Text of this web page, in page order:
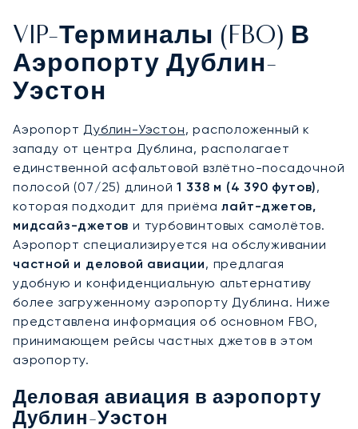
VIP-Терминалы (FBO) В
Аэропорту Дублин-
Уэстон
Аэропорт Дублин-Уэстон, расположенный к
западу от центра Дублина, располагает
единственной асфальтовой взлётно-посадочной
полосой (07/25) длиной1 338 м (4 390 футов),
которая подходит для приёмалайт-джетов,
мидсайз-джетов и турбовинтовых самолётов.
Аэропорт специализируется на обслуживании
частной и деловой авиации, предлагая
удобную и конфиденциальную альтернативу
более загруженному аэропорту Дублина. Ниже
представлена информация об основном FBO,
принимающем рейсы частных джетов в этом
аэропорту.
Деловая авиация в аэропорту
Дублин-Уэстон